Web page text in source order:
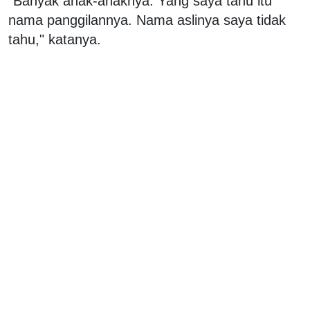
nama panggilannya. Nama aslinya saya tidak
tahu," katanya.